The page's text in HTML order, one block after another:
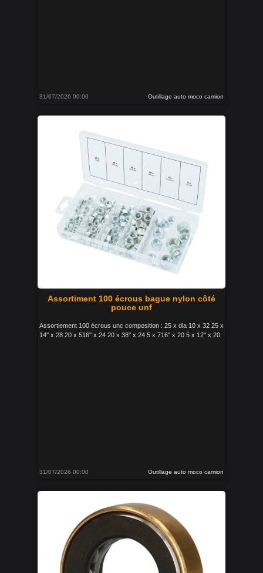
31/07/2026 00:00 Outillage auto moco camion
Assortiment 100 écrous bague nylon côté
pouce unf
Assortiement 100 écrous unc composition : 25 x dia 10 x 32 25 x
14'' x 28 20 x 516'' x 24 20 x 38'' x 24 5 x 716'' x 20 5 x 12'' x 20
31/07/2026 00:00 Outillage auto moco camion